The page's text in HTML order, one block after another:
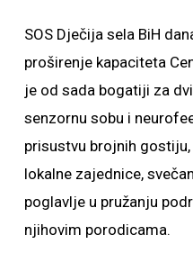
SOS Dječija sela BiH
proširenje kapaciteta
je od sada bogatiji za
senzornu sobu i
prisustvu brojnih
lokalne zajednice,
poglavlje u pružanju
njihovim porodicama.